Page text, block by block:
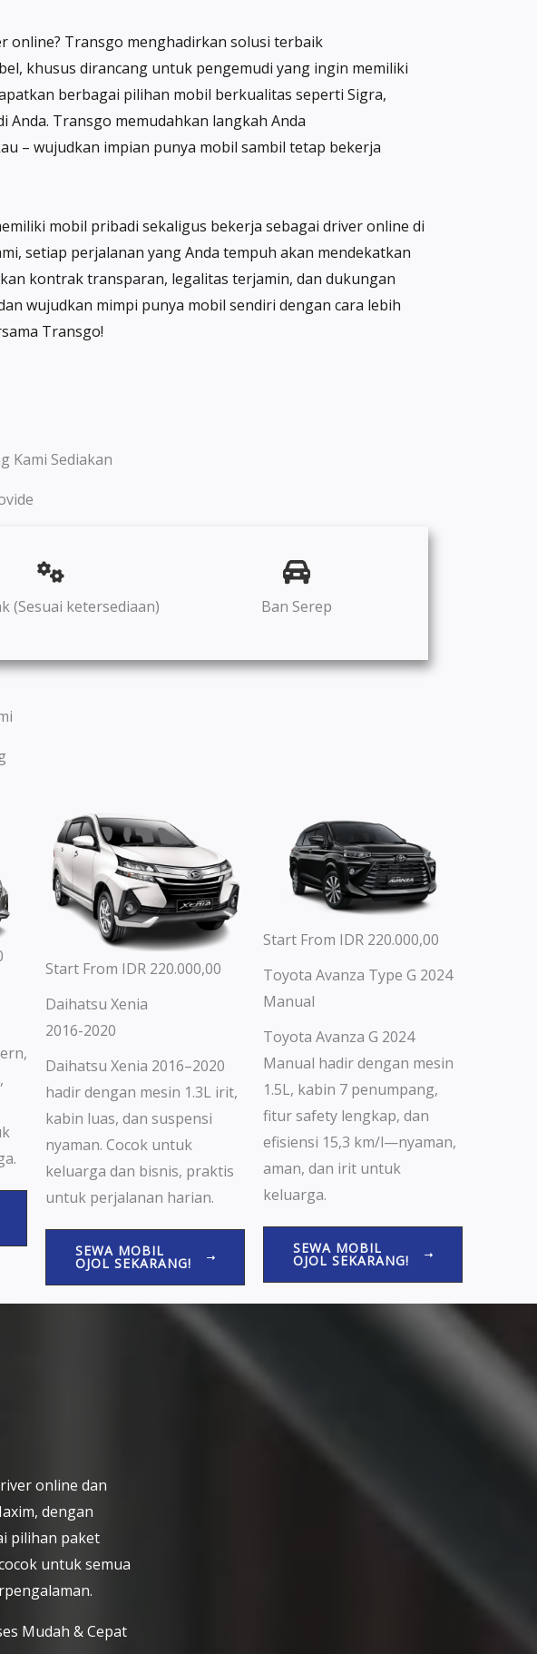
online? Transgo menghadirkan solusi terbaik
khusus dirancang untuk pengemudi yang ingin memiliki
berbagai pilihan mobil berkualitas seperti Sigra,
Anda. Transgo memudahkan langkah Anda
– wujudkan impian punya mobil sambil tetap bekerja
mobil pribadi sekaligus bekerja sebagai driver online di
setiap perjalanan yang Anda tempuh akan mendekatkan
kontrak transparan, legalitas terjamin, dan dukungan
wujudkan mimpi punya mobil sendiri dengan cara lebih
Transgo!
Kami Sediakan
(Sesuai ketersediaan) Ban Serep
Start From IDR 220.000,00
Daihatsu Xenia
2016-2020
Daihatsu Xenia 2016–2020
hadir dengan mesin 1.3L irit,
kabin luas, dan suspensi
nyaman. Cocok untuk
keluarga dan bisnis, praktis
untuk perjalanan harian.
SEWA MOBIL
OJOL SEKARANG!
Start From IDR 220.000,00
Toyota Avanza Type G 2024
Manual
Toyota Avanza G 2024
Manual hadir dengan mesin
1.5L, kabin 7 penumpang,
fitur safety lengkap, dan
efisiensi 15,3 km/l—nyaman,
aman, dan irit untuk
keluarga.
SEWA MOBIL
OJOL SEKARANG!
online dan
dengan
pilihan paket
untuk semua
Mudah & Cepat